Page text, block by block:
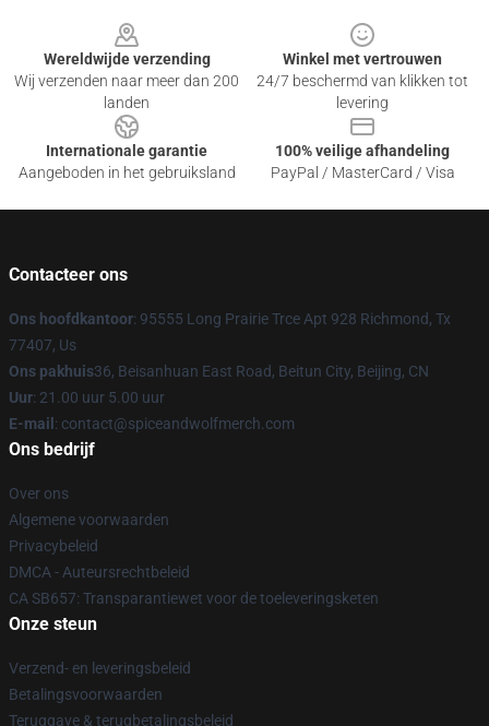
Wereldwijde verzending
Wij verzenden naar meer dan 200
landen
Winkel met vertrouwen
24/7 beschermd van klikken tot
levering
Internationale garantie
Aangeboden in het gebruiksland
100% veilige afhandeling
PayPal / MasterCard / Visa
Contacteer ons
Ons hoofdkantoor: 95555 Long Prairie Trce Apt 928 Richmond, Tx
77407, Us
Ons pakhuis36, Beisanhuan East Road, Beitun City, Beijing, CN
Uur: 21.00 uur 5.00 uur
E-mail : contact@spiceandwolfmerch.com
Ons bedrijf
Over ons
Algemene voorwaarden
Privacybeleid
DMCA - Auteursrechtbeleid
CA SB657: Transparantiewet voor de toeleveringsketen
Onze steun
Verzend- en leveringsbeleid
Betalingsvoorwaarden
Teruggave & terugbetalingsbeleid